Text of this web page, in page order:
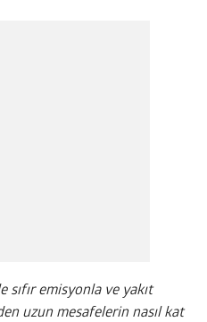
sıfır emisyonla ve yakıt
uzun mesafelerin nasıl kat